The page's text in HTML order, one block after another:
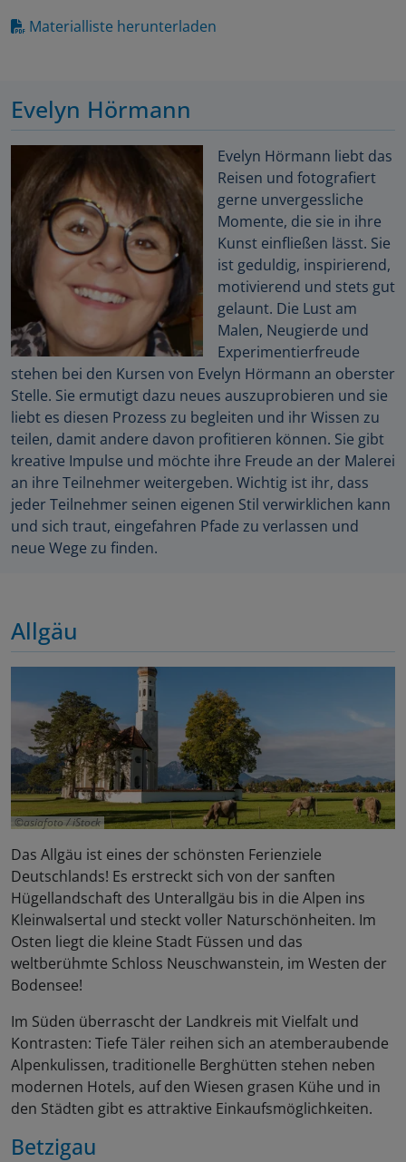
Materialliste herunterladen
Evelyn Hörmann
Evelyn Hörmann liebt das
Reisen und fotografiert
gerne unvergessliche
Momente, die sie in ihre
Kunst einfließen lässt. Sie
ist geduldig, inspirierend,
motivierend und stets gut
gelaunt. Die Lust am
Malen, Neugierde und
Experimentierfreude
stehen bei den Kursen von Evelyn Hörmann an oberster
Stelle. Sie ermutigt dazu neues auszuprobieren und sie
liebt es diesen Prozess zu begleiten und ihr Wissen zu
teilen, damit andere davon profitieren können. Sie gibt
kreative Impulse und möchte ihre Freude an der Malerei
an ihre Teilnehmer weitergeben. Wichtig ist ihr, dass
jeder Teilnehmer seinen eigenen Stil verwirklichen kann
und sich traut, eingefahren Pfade zu verlassen und
neue Wege zu finden.
Allgäu
asiafoto / iStock
Das Allgäu ist eines der schönsten Ferienziele
Deutschlands! Es erstreckt sich von der sanften
Hügellandschaft des Unterallgäu bis in die Alpen ins
Kleinwalsertal und steckt voller Naturschönheiten. Im
Osten liegt die kleine Stadt Füssen und das
weltberühmte Schloss Neuschwanstein, im Westen der
Bodensee!
Im Süden überrascht der Landkreis mit Vielfalt und
Kontrasten: Tiefe Täler reihen sich an atemberaubende
Alpenkulissen, traditionelle Berghütten stehen neben
modernen Hotels, auf den Wiesen grasen Kühe und in
den Städten gibt es attraktive Einkaufsmöglichkeiten.
Betzigau